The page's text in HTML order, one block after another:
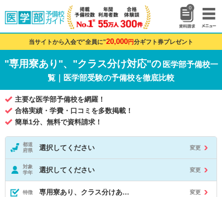
0
当サイトから入会で"全員に"20,000円分ギフト券プレゼント
"専用寮あり"、"クラス分け対応"の 医学部予備校一
覧｜医学部受験の予備校を徹底比較
主要な医学部予備校を網羅！
合格実績・学費・口コミを多数掲載！
簡単1分、無料で資料請求！
都道
府県
選択してください 変更
対象
学年
選択してください 変更
特徴 専用寮あり、クラス分けあ… 変更